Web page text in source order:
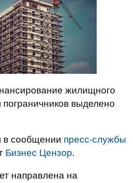
жилищного
пограничников выделено
в сообщении пресс-службы
Бизнес Цензор.
направлена на